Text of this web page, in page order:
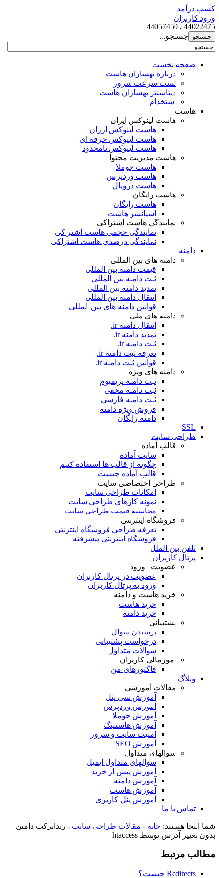
کسب درآمد
ورود کاربران
44022475 , 44057450
جستجو...
صفحه نخست
درباره بهسازان هاست
تست سرعت سرور
دیتاسنتر بهسازان هاست
استخدام
هاست
هاست لینوکس ایران
هاست لینوکس ارزان
هاست لینوکس حرفه ای
هاست لینوکس نامحدود
هاست مدیریت محتوا
هاست جوملا
هاست وردپرس
هاست دروپال
هاست رایگان
هاست رایگان
اسپانسر هاست
نمایندگی هاست اشتراکی
نمایندگی حجمی هاست اشتراکی
نمایندگی درصدی هاست اشتراکی
دامنه
دامنه های بین المللی
قیمت دامنه بین المللی
ثبت دامنه بین المللی
تمدید دامنه بین المللی
انتقال دامنه بین المللی
قوانین دامنه های بین المللی
دامنه های ملی
انتقال دامنه ir.
تمدید دامنه ir.
ثبت دامنه ir.
تعرفه ثبت دامنه ir.
قوانین ثبت دامنه ir.
دامنه های ویژه
ثبت دامنه پریمیوم
ثبت دامنه مخفی
ثبت دامنه فارسی
فروش ویژه دامنه
دامنه رایگان
SSL
طراحی سايت
قالب آماده
سایت آماده
چگونه از قالب ها استفاده کنیم
قالب آماده چیست
طراحی اختصاصی سایت
امکانات طراحی سایت
نمونه کارهای طراحی سایت
محاسبه قیمت طراحی سایت
فروشگاه اینترنتی
تعرفه طراحی فروشگاه اینترنتی
فروشگاه اینترنتی پیشرفته
تلفن بین الملل
پرتال کاربران
عضویت | ورود
عضویت در پرتال کاربران
ورود به پرتال کاربران
خرید هاست و دامنه
خرید هاست
خرید دامنه
پشتیبانی
پرسیدن سوال
درخواست پشتیبانی
سوالات متداول
امورمالی کاربران
فاکتورهای من
وبلاگ
مقالات آموزشی
آموزش سی پنل
آموزش وردپرس
آموزش جوملا
آموزش هاستینگ
امنیت سایت و سرور
آموزش SEO
سوالهای متداول
سوالهای متداول ایمیل
آموزش پیش از خرید
آموزش دامنه
آموزش هاست
آموزش پنل کاربری
تماس با ما
شما اینجا هستید: خانه - مقالات طراحی سایت - ریدایرکت دامین
بدون تغییر آدرس توسط htaccess
مطالب مرتبط
Redirects چیست؟